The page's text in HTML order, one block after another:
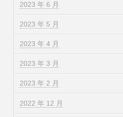
2023 年 6 月
2023 年 5 月
2023 年 4 月
2023 年 3 月
2023 年 2 月
2022 年 12 月